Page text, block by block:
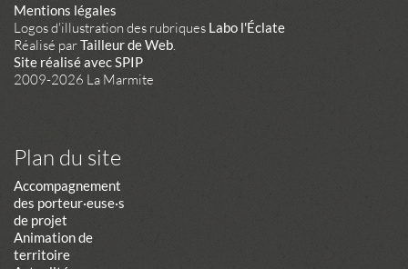
Mentions légales
Logos d'illustration des rubriques Labo l'Éclate
Réalisé parTailleur de Web
Site réalisé avec SPIP
2009-2026 La Marmite
Plan du site
Accompagnement
des porteur·euse·s
de projet
Animation de
territoire